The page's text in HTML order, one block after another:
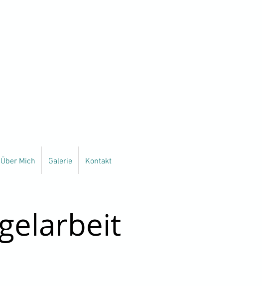
Über Mich Galerie Kontakt